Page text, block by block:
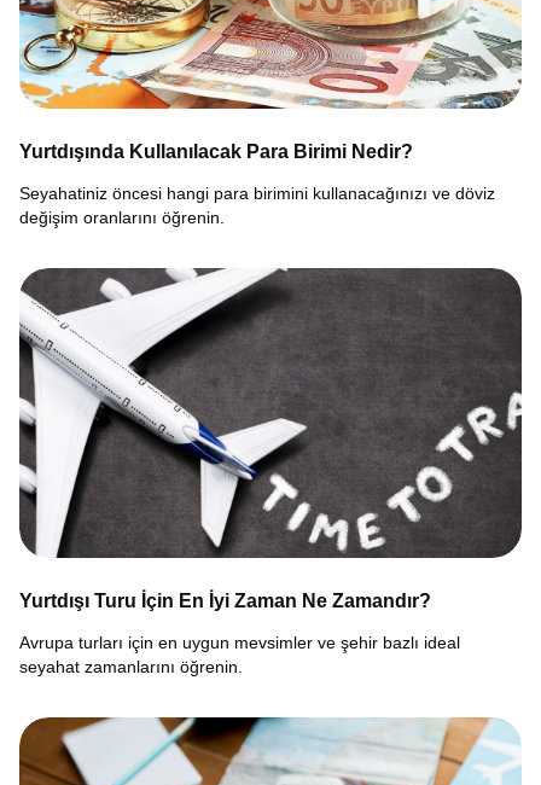
Yurtdışında Kullanılacak Para Birimi Nedir?
Seyahatiniz öncesi hangi para birimini kullanacağınızı ve döviz
değişim oranlarını öğrenin.
Yurtdışı Turu İçin En İyi Zaman Ne Zamandır?
Avrupa turları için en uygun mevsimler ve şehir bazlı ideal
seyahat zamanlarını öğrenin.